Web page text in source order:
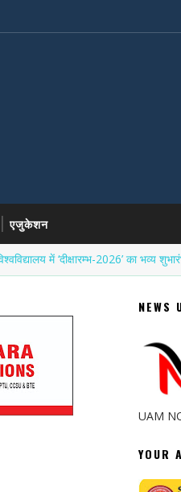
एजुकेशन
में ‘दीक्षारम्भ-2026’ का भव्य शुभारंभ
NEWS
UAM
YOUR